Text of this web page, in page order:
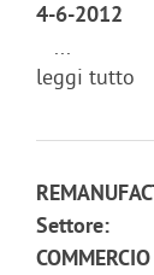
4-6-2012
...
leggi tutto
Settore:
COMMERCIO